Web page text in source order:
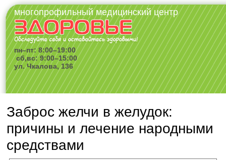
многопрофильный медицинский центр
пн–пт: 8:00–19:00
сб,вс: 9:00–15:00
ул. Чкалова, 136
Заброс желчи в желудок:
причины и лечение народными
средствами